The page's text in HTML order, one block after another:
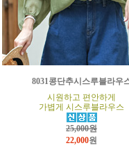
8031콩단추시스루블라우
시원하고 편안하게
가볍게 시스루블라우스
25,000원
22,000원